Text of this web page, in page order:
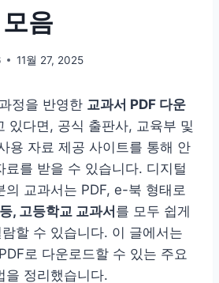
음
11월 27, 2025
정을 반영한 교과서 PDF 다운
있다면, 공식 출판사, 교육부 및
용 자료 제공 사이트를 통해 안
료를 받을 수 있습니다. 디지털
의 교과서는 PDF, e-북 형태로
, 고등학교 교과서를 모두 쉽게
할 수 있습니다. 이 글에서는
로 다운로드할 수 있는 주요
을 정리했습니다.